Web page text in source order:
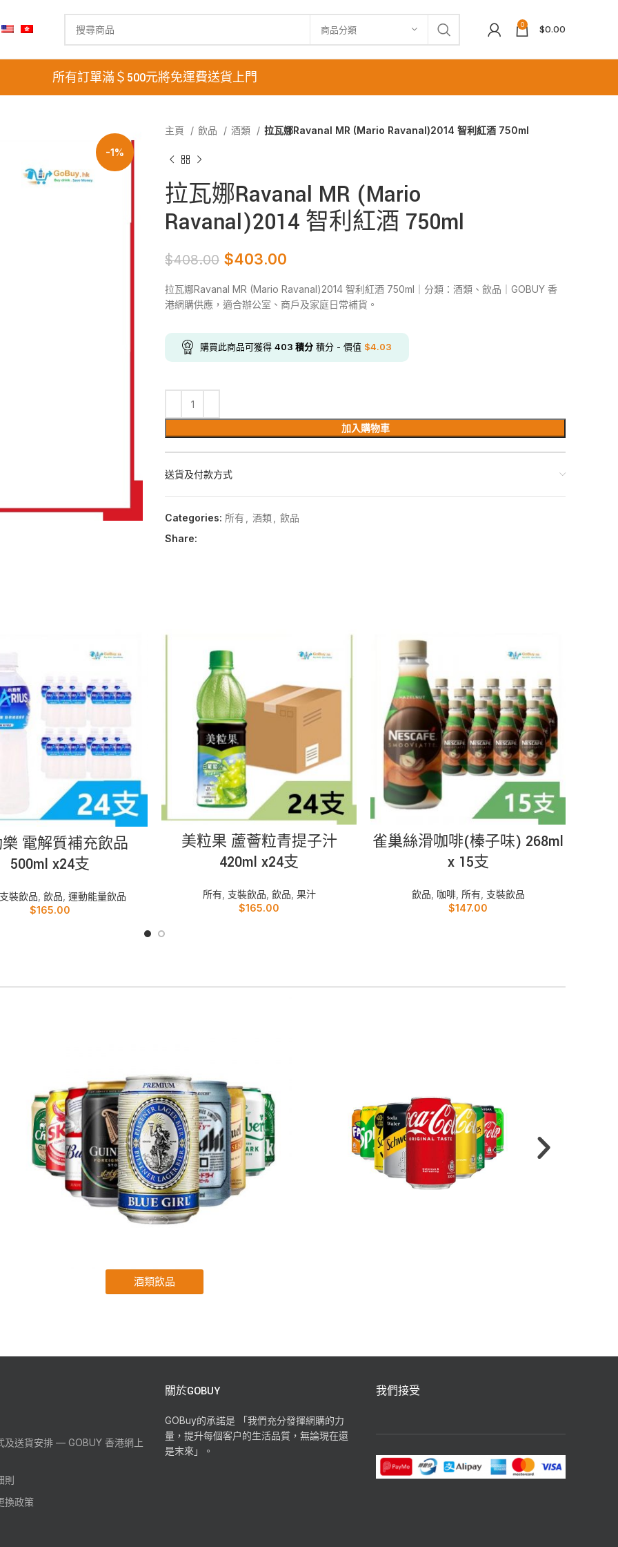
商品分類 0 $0.00
所有訂單滿＄500元將免運費送貨上門
-1%
主頁 飲品 酒類 拉瓦娜Ravanal MR (Mario Ravanal)2014 智利紅酒 750ml
拉瓦娜Ravanal MR (Mario
Ravanal)2014 智利紅酒 750ml
$408.00 $403.00
拉瓦娜Ravanal MR (Mario Ravanal)2014 智利紅酒 750ml｜分類：酒類、飲品｜GOBUY 香
港網購供應，適合辦公室、商戶及家庭日常補貨。
購買此商品可獲得 403 積分 積分 - 價值 $4.03
加入購物車
送貨及付款方式
Categories: 所有 , 酒類, 飲品
Share:
加入購物車
電解質補充飲品
500ml x24支
裝飲品 飲品 運動能量飲品
$165.00
加入購物車
美粒果 蘆薈粒青提子汁
420ml x24支
所有, 支裝飲品, 飲品, 果汁
$165.00
加入購物車
雀巢絲滑咖啡(榛子味) 268ml
x 15支
飲品, 咖啡, 所有, 支裝飲品
$147.00
酒類飲品
及送貨安排 — GOBUY 香港網上
則
換政策
關於GOBUY
GOBuy的承諾是 「我們充分發揮網購的力
量，提升每個客户的生活品質，無論現在還
是末來」。
我們接受